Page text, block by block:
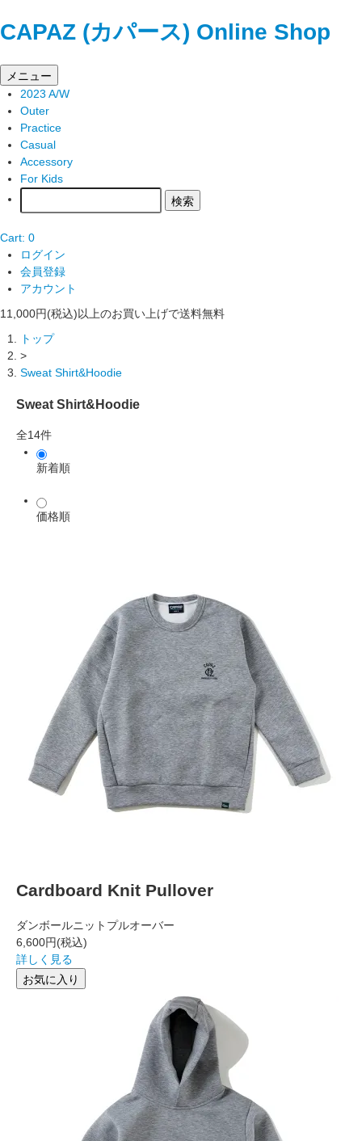
CAPAZ (カパース) Online Shop
メニュー
2023 A/W
Outer
Practice
Casual
Accessory
For Kids
Cart: 0
ログイン
会員登録
アカウント
11,000円(税込)以上のお買い上げで送料無料
トップ
>
Sweat Shirt&Hoodie
Sweat Shirt&Hoodie
全14件
新着順
価格順
Cardboard Knit Pullover
ダンボールニットプルオーバー
6,600円(税込)
詳しく見る
お気に入り